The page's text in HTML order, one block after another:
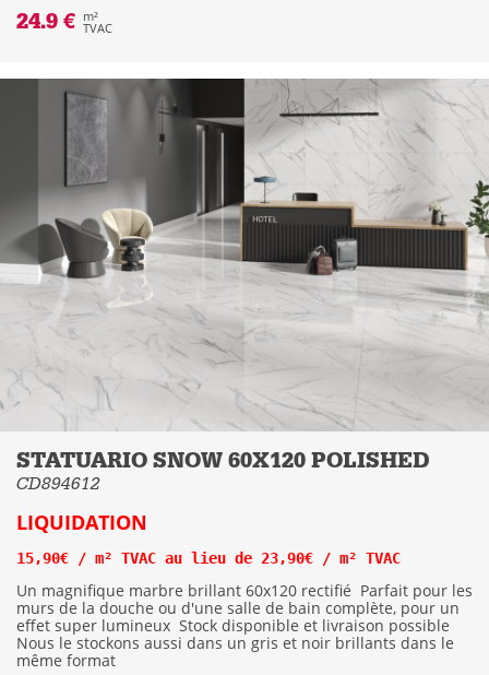
24.9 € m²
TVAC
STATUARIO SNOW 60X120 POLISHED
CD894612
LIQUIDATION
15,90€ / m² TVAC au lieu de 23,90€ / m² TVAC
Un magnifique marbre brillant 60x120 rectifié Parfait pour les
murs de la douche ou d'une salle de bain complète, pour un
effet super lumineux Stock disponible et livraison possible
Nous le stockons aussi dans un gris et noir brillants dans le
même format